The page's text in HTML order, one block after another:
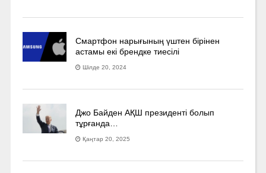
Смартфон нарығының үштен бірінен
астамы екі брендке тиесілі
Шілде 20, 2024
Джо Байден АҚШ президенті болып
тұрғанда…
Қаңтар 20, 2025